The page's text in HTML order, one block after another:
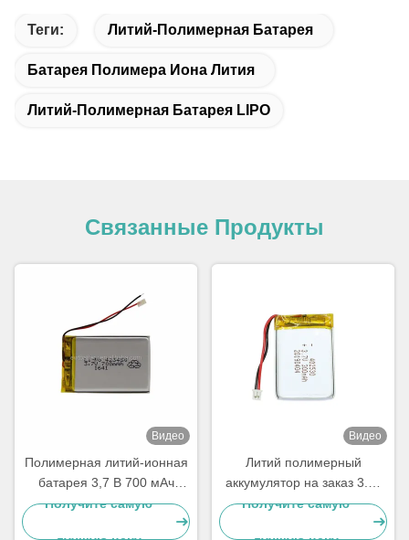
Теги: Литий-Полимерная Батарея
Батарея Полимера Иона Лития
Литий-Полимерная Батарея LIPO
Связанные Продукты
Видео
Полимерная литий-ионная
батарея 3,7 В 700 мАч
LP423450
Получите самую
Видео
Литий полимерный
аккумулятор на заказ 3.7v
300mah Липо аккумулятор
Получите самую